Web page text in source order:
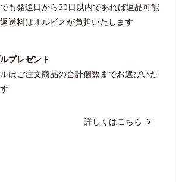
も発送日から30日以内であれば返品可能
送料はオルビスが負担いたします
プレゼント
はご注文商品の合計個数までお選びいた
詳しくはこちら